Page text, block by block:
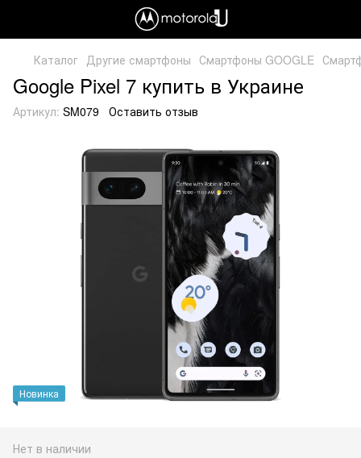
Каталог Другие смартфоны Смартфоны GOOGLE
Google Pixel 7 купить в Украине
Артикул: SM079 Оставить отзыв
Новинка
Нет в наличии